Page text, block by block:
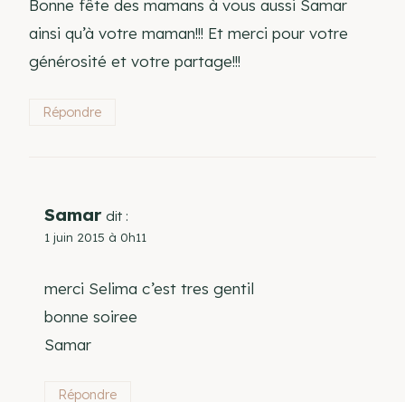
Bonne fête des mamans à vous aussi Samar
ainsi qu’à votre maman!!! Et merci pour votre
générosité et votre partage!!!
Répondre
Samar dit :
1 juin 2015 à 0h11
merci Selima c’est tres gentil
bonne soiree
Samar
Répondre